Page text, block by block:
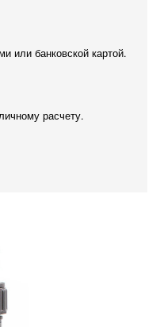
или банковской картой.
расчету.